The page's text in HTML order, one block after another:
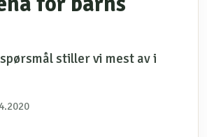
stiller vi mest av i